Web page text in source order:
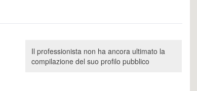
Il professionista non ha ancora ultimato la
compilazione del suo profilo pubblico